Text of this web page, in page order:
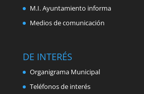
M.I. Ayuntamiento informa
Medios de comunicación
DE INTERÉS
Organigrama Municipal
Teléfonos de interés